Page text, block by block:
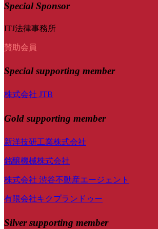
Special Sponsor
ITJ法律事務所
賛助会員
Specialsupporting member
株式会社 JTB
Gold supporting member
新洋技研工業株式会社
銘醸機械株式会社
株式会社 渋谷不動産エージェント
有限会社キクプランドゥー
Silver supporting member